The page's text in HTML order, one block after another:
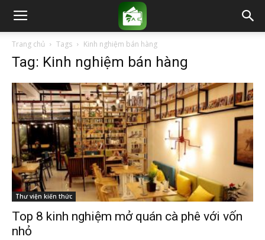
Trang chủ Tags Kinh nghiệm bán hàng
Tag: Kinh nghiệm bán hàng
Thư viện kiến thức
Top 8 kinh nghiệm mở quán cà phê với vốn
nhỏ